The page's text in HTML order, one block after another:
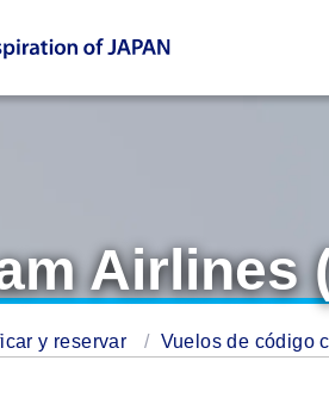
Airlines
y reservar Vuelos de código